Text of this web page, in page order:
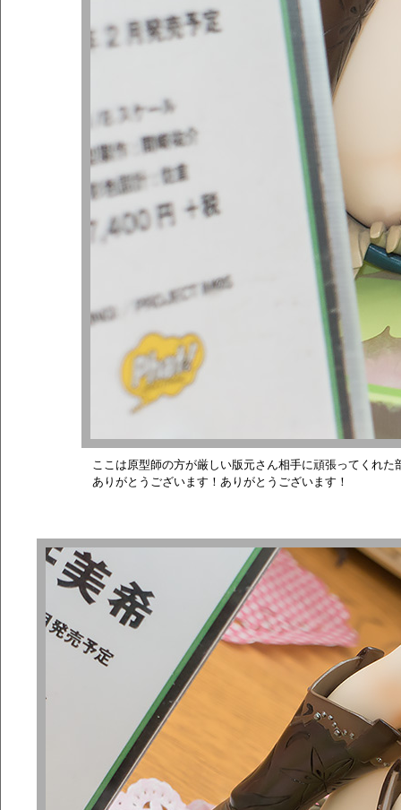
ここは原型師の方が厳しい版元さん相手に頑張ってくれた
ありがとうございます！ありがとうございます！